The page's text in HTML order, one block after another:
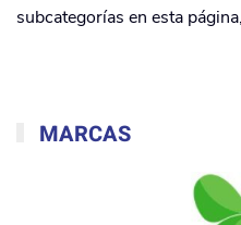
subcategorías en esta
MARCAS